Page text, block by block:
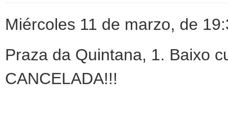
Miércoles 11 de marzo, de
Praza da Quintana, 1. Baixo
CANCELADA!!!